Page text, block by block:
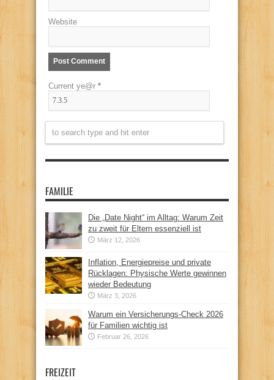
Website
Current ye@r *
FAMILIE
Die „Date Night“ im Alltag: Warum Zeit
zu zweit für Eltern essenziell ist
März 12, 2026
Inflation, Energiepreise und private
Rücklagen: Physische Werte gewinnen
wieder Bedeutung
März 3, 2026
Warum ein Versicherungs-Check 2026
für Familien wichtig ist
Februar 26, 2026
FREIZEIT